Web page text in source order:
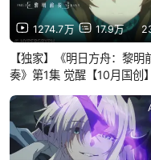
1274.7万 17.9万
【独家】《明日方舟：黎明
奏》第1集 觉醒【10月国创】